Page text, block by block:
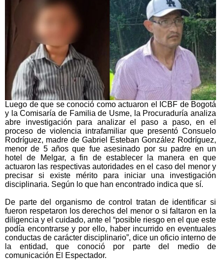
Luego de que se conoció como actuaron el ICBF de Bogotá
y la Comisaría de Familia de Usme, la Procuraduría analiza
abre investigación para analizar el paso a paso, en el
proceso de violencia intrafamiliar que presentó Consuelo
Rodríguez, madre de Gabriel Esteban González Rodríguez,
menor de 5 años que fue asesinado por su padre en un
hotel de Melgar, a fin de establecer la manera en que
actuaron las respectivas autoridades en el caso del menor y
precisar si existe mérito para iniciar una investigación
disciplinaria. Según lo que han encontrado indica que sí. ⁠
De parte del organismo de control tratan de identificar si
fueron respetaron los derechos del menor o si faltaron en la
diligencia y el cuidado, ante el “posible riesgo en el que este
podía encontrarse y por ello, haber incurrido en eventuales
conductas de carácter disciplinario”, dice un oficio interno de
la entidad, que conoció por parte del medio de
comunicación El Espectador.